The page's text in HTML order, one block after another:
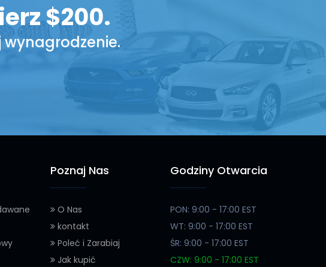
$200.
wynagrodzenie.
Poznaj Nas
O Nas
kontakt
Poleć i Zarabiaj
Jak kupić
Godziny Otwarcia
PON: 9:00 - 17:00 EST
WT: 9:00 - 17:00 EST
ŚR: 9:00 - 17:00 EST
CZW: 9:00 - 17:00 EST